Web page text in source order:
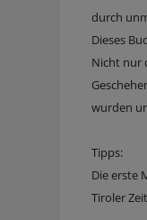
durch
Dieses
Nicht nur
wurden
Tipps:
Die erste
Tiroler